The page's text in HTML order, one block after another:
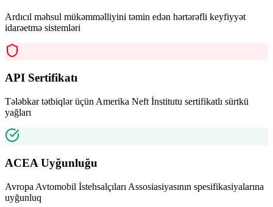
Ardıcıl məhsul mükəmməlliyini təmin edən hərtərəfli keyfiyyət
idarəetmə sistemləri
API Sertifikatı
Tələbkar tətbiqlər üçün Amerika Neft İnstitutu sertifikatlı sürtkü
yağları
ACEA Uyğunluğu
Avropa Avtomobil İstehsalçıları Assosiasiyasının spesifikasiyalarına
uyğunluq